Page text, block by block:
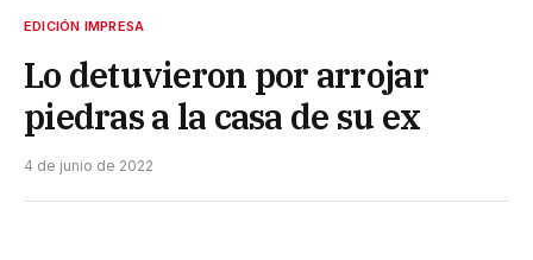
EDICIÓN IMPRESA
Lo detuvieron por arrojar
piedras a la casa de su ex
4 de junio de 2022